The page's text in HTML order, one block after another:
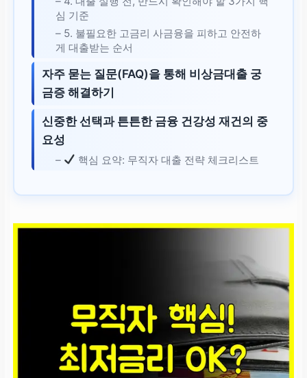
심 기준
– 5. 불필요한 고금리 사금융을 피하고 안전하
게 대출받는 순서
자주 묻는 질문(FAQ)을 통해 비상금대출 궁
금증 해결하기
신중한 선택과 튼튼한 금융 건강성 재건의 중
요성
– 핵심 요약: 무직자 대출 전략 체크리스트